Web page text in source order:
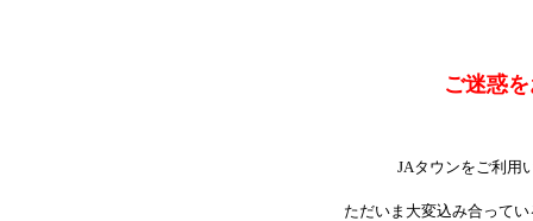
ご迷惑
JAタウンをご利用
ただいま大変込み合って